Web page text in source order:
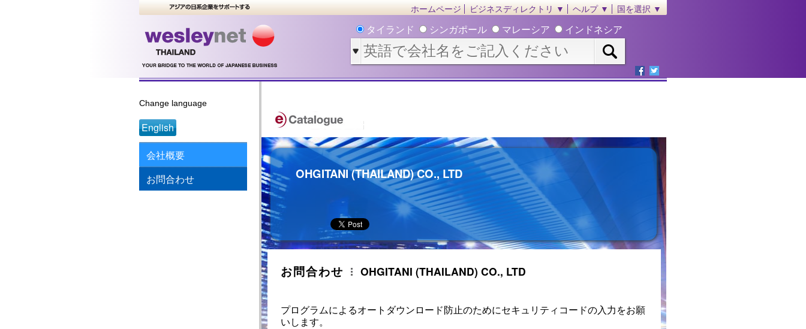
ホームページ ビジネスディレクトリ ▼ ヘルプ ▼ 国を選択 ▼
タイランド シンガポール マレーシア インドネシア
Change language
English
会社概要
お問合わせ
OHGITANI (THAILAND) CO., LTD
お問合わせ OHGITANI (THAILAND) CO., LTD
プログラムによるオートダウンロード防止のためにセキュリティコードの入力をお願
いします。